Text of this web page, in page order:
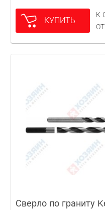
КУПИТЬ
К
Сверло по граниту